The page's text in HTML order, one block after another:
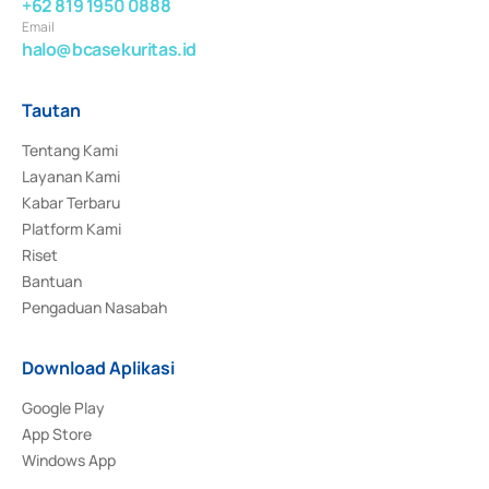
+62 819 1950 0888
Email
halo@bcasekuritas.id
Tautan
Tentang Kami
Layanan Kami
Kabar Terbaru
Platform Kami
Riset
Bantuan
Pengaduan Nasabah
Download Aplikasi
Google Play
App Store
Windows App